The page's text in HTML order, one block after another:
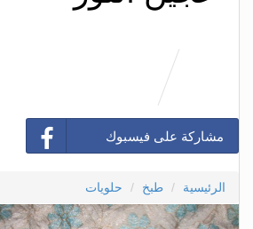
مشاركة على فيسبوك
الرئيسية طبخ حلويات